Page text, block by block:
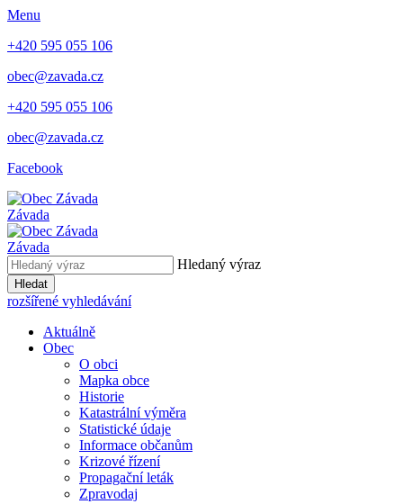
Menu
+420 595 055 106
obec@zavada.cz
+420 595 055 106
obec@zavada.cz
Facebook
Závada
Závada
Hledaný výraz
Hledat
rozšířené vyhledávání
Aktuálně
Obec
O obci
Mapka obce
Historie
Katastrální výměra
Statistické údaje
Informace občanům
Krizové řízení
Propagační leták
Zpravodaj